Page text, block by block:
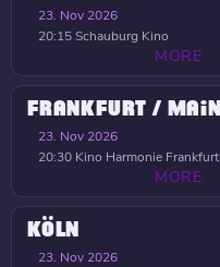
23. Nov 2026
20:15Schauburg Kino
MORE
FRANKFURT / MAIN
23. Nov 2026
20:30 Kino Harmonie Frankfurt
MORE
KÖLN
23. Nov 2026